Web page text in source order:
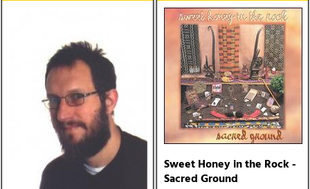
Sweet Honey in the Rock -
Sacred Ground